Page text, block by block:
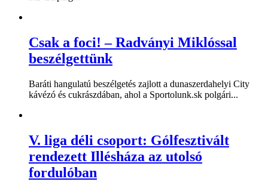
Csak a foci! – Radványi Miklóssal
beszélgettünk
Baráti hangulatú beszélgetés zajlott a dunaszerdahelyi City
kávézó és cukrászdában, ahol a Sportolunk.sk polgári...
V. liga déli csoport: Gólfesztivált
rendezett Illésháza az utolsó
fordulóban